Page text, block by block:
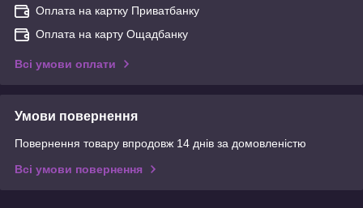
Оплата на картку Приватбанку
Оплата на карту Ощадбанку
Всі умови оплати
Умови повернення
Повернення товару впродовж 14 днів за домовленістю
Всі умови повернення